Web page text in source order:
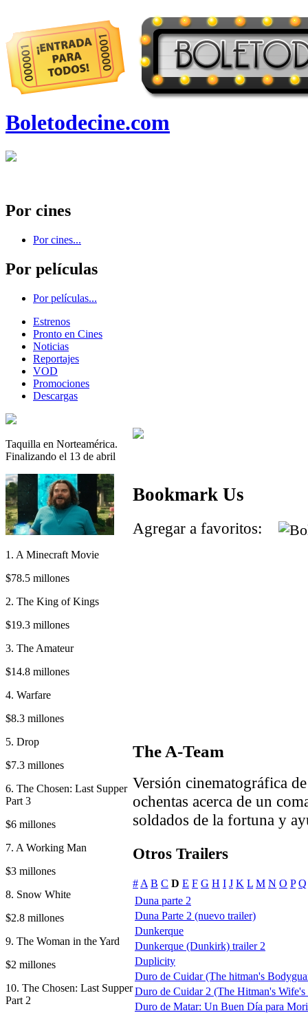
Boletodecine.com
Por cines
Por cines...
Por películas
Por películas...
Estrenos
Pronto en Cines
Noticias
Reportajes
VOD
Promociones
Descargas
Taquilla en Norteamérica.
Finalizando el 13 de abril
1. A Minecraft Movie
$78.5 millones
2. The King of Kings
$19.3 millones
3. The Amateur
$14.8 millones
4. Warfare
$8.3 millones
5. Drop
$7.3 millones
6. The Chosen: Last Supper
Part 3
$6 millones
7. A Working Man
$3 millones
8. Snow White
$2.8 millones
9. The Woman in the Yard
$2 millones
10. The Chosen: Last Supper
Part 2
Bookmark Us
Agregar a favoritos:
The A-Team
Versión cinematográfica
ochentas acerca de un
soldados de la fortuna y
Otros Trailers
# A B C D E F G H I J K L M N O P Q
Duna parte 2
Duna Parte 2 (nuevo trailer)
Dunkerque
Dunkerque (Dunkirk) trailer 2
Duplicity
Duro de Cuidar (The hitman's
Duro de Cuidar 2 (The Hitman's
Duro de Matar: Un Buen Día para